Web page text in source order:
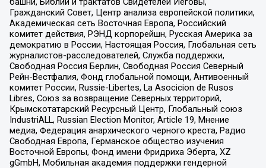
Гражданский Совет, Центр анализа европейской политики,
Академическая сеть Восточная Европа, Российский
комитет действия, РЭНД корпорейшн, Русская Америка за
демократию в России, Настоящая Россия, Глобальная сеть
журналистов-расследователей, Служба поддержки,
Свободная Россия Берлин, Свободная Россия Северный
Рейн-Вестфалия, Фонд глобальной помощи, Антивоенный
комитет России, Russie-Libertes, La Asocicion de Rusos
Libres, Союз за возвращение Северных территорий,
Крымскотатарский Ресурсный Центр, Глобальный союз
IndustriALL, Russian Election Monitor, Article 19, Мнение
медиа, Федерация анархического черного креста, Радио
Свободная Европа, Германское общество изучения
Восточной Европы, Фонд имени Фридриха Эберта, XZ
gGmbH, Мобильная академия поддержки гендерной